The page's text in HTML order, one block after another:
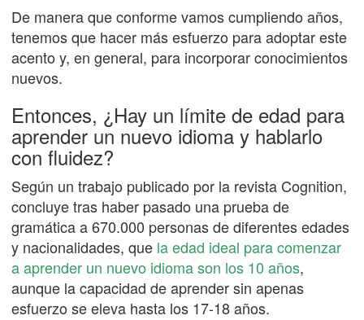
De manera que conforme vamos cumpliendo años,
tenemos que hacer más esfuerzo para adoptar este
acento y, en general, para incorporar conocimientos
nuevos.
Entonces, ¿Hay un límite de edad para
aprender un nuevo idioma y hablarlo
con fluidez?
Según un trabajo publicado por la revista Cognition,
concluye tras haber pasado una prueba de
gramática a 670.000 personas de diferentes edades
y nacionalidades, que la edad ideal para comenzar
a aprender un nuevo idioma son los 10 años,
aunque la capacidad de aprender sin apenas
esfuerzo se eleva hasta los 17-18 años.